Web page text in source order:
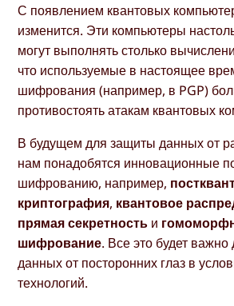
С появлением квантовых
изменится. Эти компьютеры
могут выполнять столько
что используемые в настоящее
шифрования (например, в PGP)
противостоять атакам квантовых
В будущем для защиты данных от
нам понадобятся инновационные
шифрованию, например,
криптография, квантовое
прямая секретность и
шифрование. Все это будет
данных от посторонних глаз в
технологий.